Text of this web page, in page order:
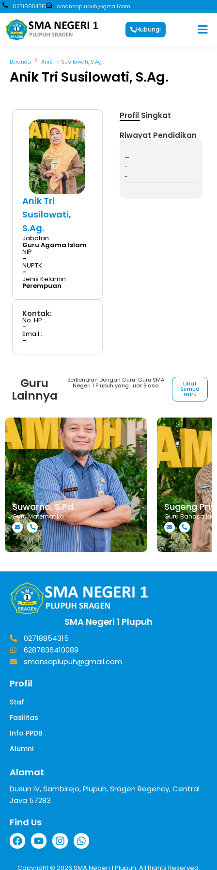
02718854315 smansaplupuh@gmail.com
Hubungi
Beranda Anik Tri Susilowati, S.Ag.
Anik Tri Susilowati, S.Ag.
Anik Tri
Susilowati,
S.Ag.
Jabatan
Guru Agama Islam
NIP
-
NUPTK
-
Jenis Kelamin
Perempuan
Kontak:
No. HP :
-
Email :
-
Profil Singkat
Riwayat Pendidikan
-
-
-
Guru
Lainnya
Berkenalan Dengan Guru-Guru SMA
Negeri 1 Plupuh yang Luar Biasa Lihat
Semua
Guru
Suwarno, S.Pd.
Guru Matematika
Sugeng
Guru Bahasa
SMA Negeri 1 Plupuh
02718854315
6287836410089
smansaplupuh@gmail.com
Profil
Staf
Fasilitas
Info PPDB
Alumni
Alamat
Dusun IV, Sambirejo, Plupuh, Sragen Regency, Central
Java 57283
Find Us
Copyright © 2026 SMA Negeri 1 Plupuh. All Rights Reserved.